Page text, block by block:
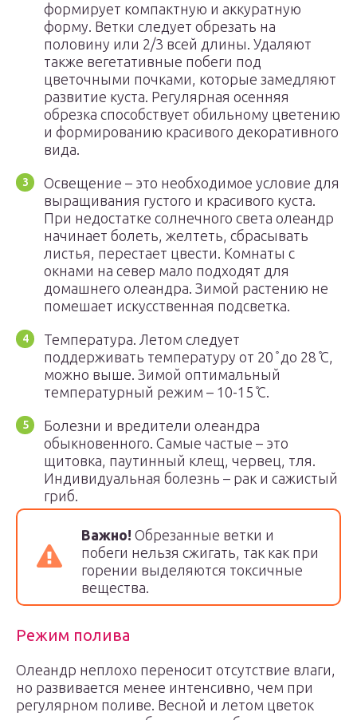
формирует компактную и аккуратную
форму. Ветки следует обрезать на
половину или 2/3 всей длины. Удаляют
также вегетативные побеги под
цветочными почками, которые замедляют
развитие куста. Регулярная осенняя
обрезка способствует обильному цветению
и формированию красивого декоративного
вида.
Освещение – это необходимое условие для
выращивания густого и красивого куста.
При недостатке солнечного света олеандр
начинает болеть, желтеть, сбрасывать
листья, перестает цвести. Комнаты с
окнами на север мало подходят для
домашнего олеандра. Зимой растению не
помешает искусственная подсветка.
Температура. Летом следует
поддерживать температуру от 20 ̊ до 28 ̊С,
можно выше. Зимой оптимальный
температурный режим – 10-15 ̊С.
Болезни и вредители олеандра
обыкновенного. Самые частые – это
щитовка, паутинный клещ, червец, тля.
Индивидуальная болезнь – рак и сажистый
гриб.
Важно! Обрезанные ветки и
побеги нельзя сжигать, так как при
горении выделяются токсичные
вещества.
Режим полива
Олеандр неплохо переносит отсутствие влаги,
но развивается менее интенсивно, чем при
регулярном поливе. Весной и летом цветок